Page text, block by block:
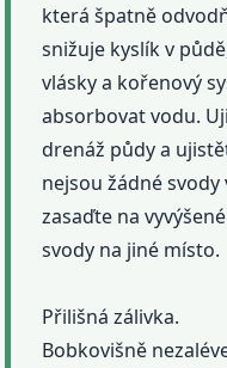
která špatně
snižuje kyslík v
vlásky a kořenový
absorbovat vodu.
drenáž půdy a
nejsou žádné
zasaďte na
svody na jiné místo.
Přilišná zálivka.
Bobkovišně